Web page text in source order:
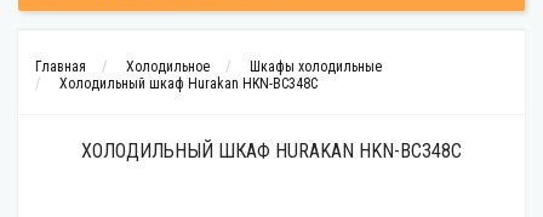
Главная Холодильное
Шкафы холодильные
Холодильный шкаф Hurakan HKN-BC348C
ХОЛОДИЛЬНЫЙ ШКАФ HURAKAN HKN-BC348C